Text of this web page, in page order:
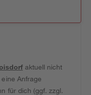
aktuell nicht
Anfrage
für dich (ggf. zzgl.